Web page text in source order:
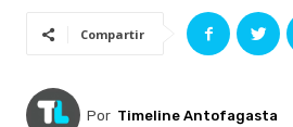
Compartir
Por Timeline Antofagasta